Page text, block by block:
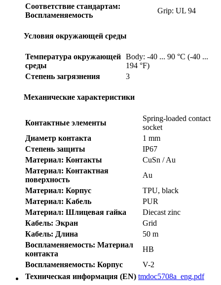
Соответствие стандартам:
Воспламеняемость
Grip: UL 94
Условия окружающей среды
Температура окружающей
среды
Body: -40 ... 90 °C (-40 ...
194 °F)
Степень загрязнения
3
Механические характеристики
Контактные элементы
Spring-loaded contact
socket
Диаметр контакта
1 mm
Степень защиты
IP67
Материал: Контакты
CuSn / Au
Материал: Контактная
поверхность
Au
Материал: Корпус
TPU, black
Материал: Кабель
PUR
Материал: Шлицевая гайка
Diecast zinc
Кабель: Экран
Grid
Кабель: Длина
50 m
Воспламеняемость: Материал
контакта
HB
Воспламеняемость: Корпус
V-2
Техническая информация (EN) tmdoc5708a_eng.pdf